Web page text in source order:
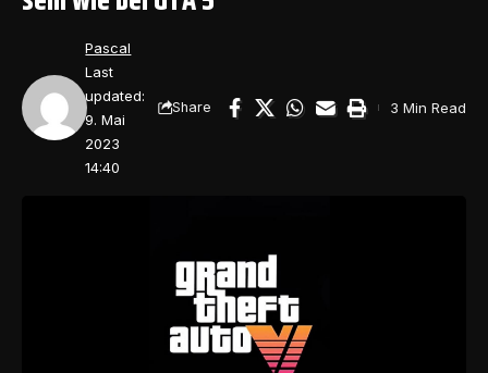
Last
updated:
9. Mai
2023
14:40
Pascal
Share 3 Min Read